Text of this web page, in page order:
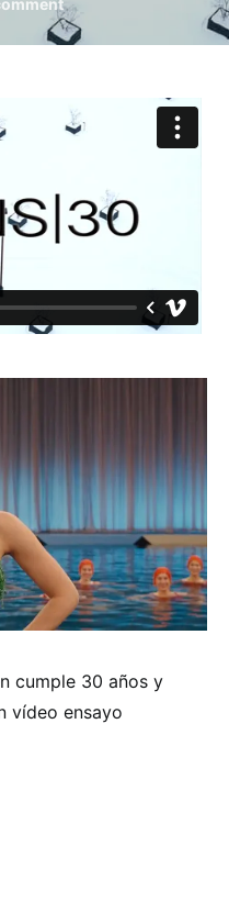
cumple 30 años y
vídeo ensayo